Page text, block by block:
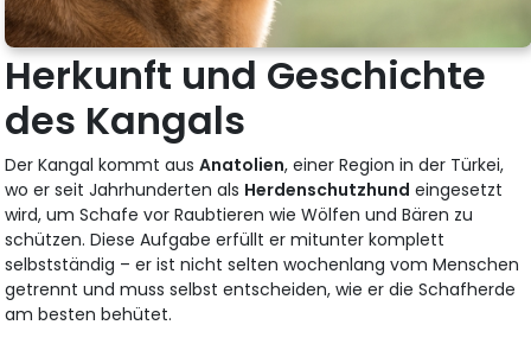
Herkunft und Geschichte
des Kangals
Der Kangal kommt ausAnatolien, einer Region in der Türkei,
wo er seit Jahrhunderten als Herdenschutzhund eingesetzt
wird, um Schafe vor Raubtieren wie Wölfen und Bären zu
schützen. Diese Aufgabe erfüllt er mitunter komplett
selbstständig – er ist nicht selten wochenlang vom Menschen
getrennt und muss selbst entscheiden, wie er die Schafherde
am besten behütet.